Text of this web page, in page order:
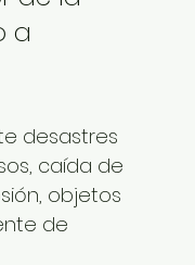
a
desastres
caída de
objetos
de